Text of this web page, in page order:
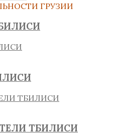
ГРУЗИИ
ТБИЛИСИ